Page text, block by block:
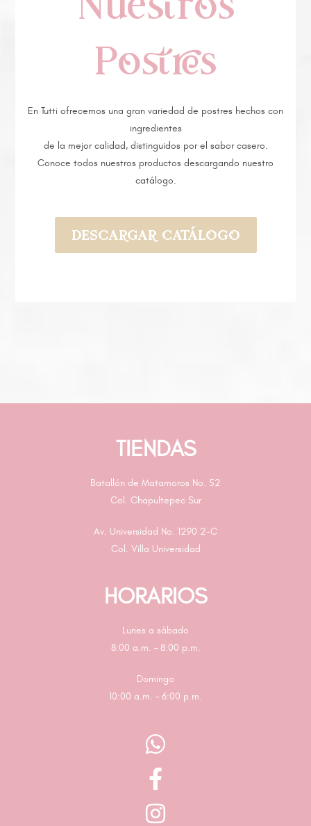
Postres
En Tutti ofrecemos una gran variedad de postres hechos con
ingredientes
de la mejor calidad, distinguidos por el sabor casero.
Conoce todos nuestros productos descargando nuestro
catálogo.
DESCARGAR CATÁLOGO
TIENDAS
Batallón de Matamoros No. 52
Col. Chapultepec Sur
Av. Universidad No. 1290 2-C
Col. Villa Universidad
HORARIOS
Lunes a sábado
8:00 a.m. – 8:00 p.m.
Domingo
10:00 a.m. – 6:00 p.m.